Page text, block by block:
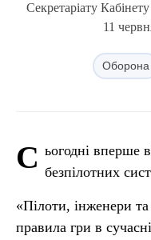
Секретаріату
11
Оборона
С ьогодні вперше
безпілотних
«Пілоти, інженери
правила гри в